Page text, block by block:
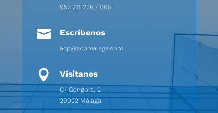
952 211 276 / 868
 Escríbenos
acp@acpmalaga.com
 Visítanos
C/ Góngora, 2
29002 Málaga